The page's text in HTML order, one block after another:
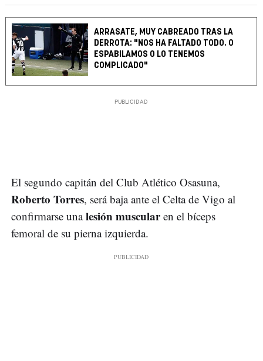
ARRASATE, MUY CABREADO TRAS LA
DERROTA: "NOS HA FALTADO TODO. O
ESPABILAMOS O LO TENEMOS
COMPLICADO"
El segundo capitán del Club Atlético Osasuna,
Roberto Torres, será baja ante el Celta de Vigo al
confirmarse unalesión muscularen el bíceps
femoral de su pierna izquierda.